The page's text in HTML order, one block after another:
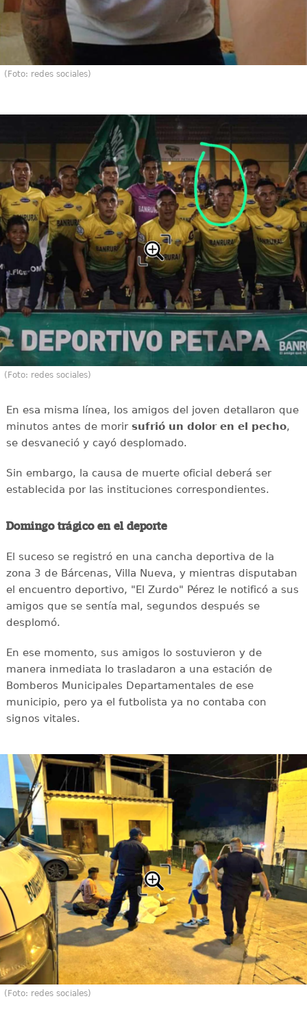
(Foto: redes sociales)
(Foto: redes sociales)
En esa misma línea, los amigos del joven detallaron que
minutos antes de morir sufrió un dolor en el pecho,
se desvaneció y cayó desplomado.
Sin embargo, la causa de muerte oficial deberá ser
establecida por las instituciones correspondientes.
Domingo trágico en el deporte
El suceso se registró en una cancha deportiva de la
zona 3 de Bárcenas, Villa Nueva, y mientras disputaban
el encuentro deportivo, "El Zurdo" Pérez le notificó a sus
amigos que se sentía mal, segundos después se
desplomó.
En ese momento, sus amigos lo sostuvieron y de
manera inmediata lo trasladaron a una estación de
Bomberos Municipales Departamentales de ese
municipio, pero ya el futbolista ya no contaba con
signos vitales.
(Foto: redes sociales)